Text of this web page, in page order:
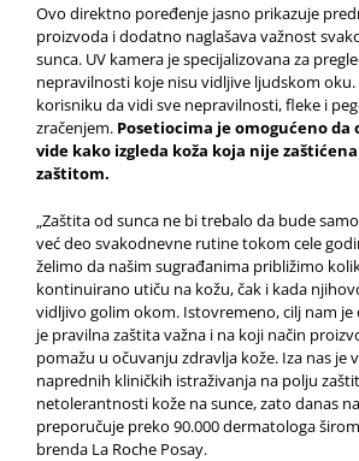
Ovo direktno poređenje jasno prikazuje
proizvoda i dodatno naglašava važnost
sunca. UV kamera je specijalizovana za
nepravilnosti koje nisu vidljive ljudskom
korisniku da vidi sve nepravilnosti, fleke i
zračenjem. Posetiocima je omogućeno da
vide kako izgleda koža koja nije
zaštitom.
„Zaštita od sunca ne bi trebalo da bude
već deo svakodnevne rutine tokom cele
želimo da našim sugrađanima približimo
kontinuirano utiču na kožu, čak i kada
vidljivo golim okom. Istovremeno, cilj nam je
je pravilna zaštita važna i na koji način
pomažu u očuvanju zdravlja kože. Iza nas je
naprednih kliničkih istraživanja na polju
netolerantnosti kože na sunce, zato danas
preporučuje preko 90.000 dermatologa
brenda La Roche Posay.